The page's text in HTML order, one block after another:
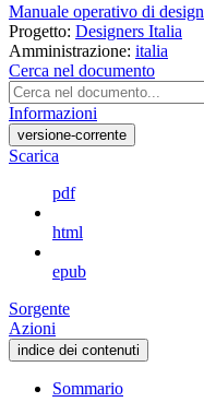
Manuale operativo di design
Progetto: Designers Italia
Amministrazione: italia
Cerca nel documento
Informazioni
versione-corrente
Scarica
pdf
html
epub
Sorgente
Azioni
indice dei contenuti
Sommario